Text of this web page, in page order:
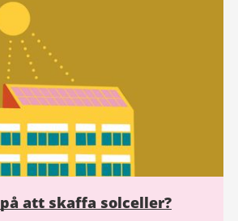
att skaffa solceller?